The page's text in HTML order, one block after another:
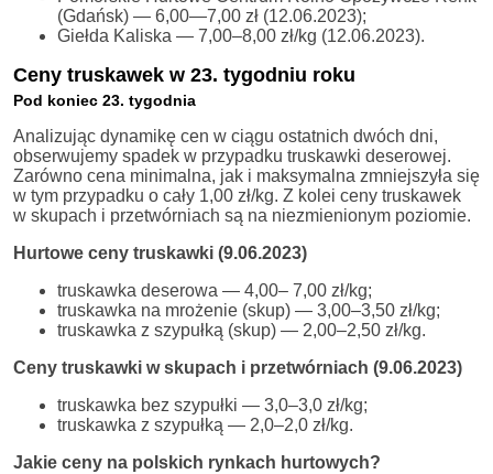
(Gdańsk) — 6,00—7,00 zł (12.06.2023);
Giełda Kaliska — 7,00–8,00 zł/kg (12.06.2023).
Ceny truskawek w 23. tygodniu roku
Pod koniec 23. tygodnia
Analizując dynamikę cen w ciągu ostatnich dwóch dni,
obserwujemy spadek w przypadku truskawki deserowej.
Zarówno cena minimalna, jak i maksymalna zmniejszyła się
w tym przypadku o cały 1,00 zł/kg. Z kolei ceny truskawek
w skupach i przetwórniach są na niezmienionym poziomie.
Hurtowe ceny truskawki (9.06.2023)
truskawka deserowa — 4,00– 7,00 zł/kg;
truskawka na mrożenie (skup) — 3,00–3,50 zł/kg;
truskawka z szypułką (skup) — 2,00–2,50 zł/kg.
Ceny truskawki w skupach i przetwórniach (9.06.2023)
truskawka bez szypułki — 3,0–3,0 zł/kg;
truskawka z szypułką — 2,0–2,0 zł/kg.
Jakie ceny na polskich rynkach hurtowych?